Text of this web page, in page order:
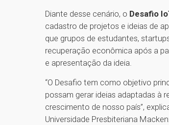
Diante desse cenário, o Desafio
cadastro de projetos e ideias de
que grupos de estudantes,
recuperação econômica após a
e apresentação da ideia.
“O Desafio tem como objetivo
possam gerar ideias adaptadas à
crescimento de nosso país”,
Universidade Presbiteriana